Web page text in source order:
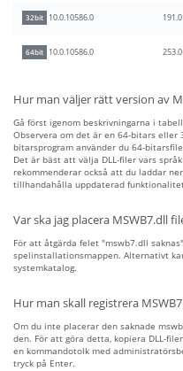
32bit 10.0.10586.0
64bit 10.0.10586.0
Hur man väljer rätt version av
Gå först igenom beskrivningarna i
Observera om det är en 64-bitars eller
bitarsprogram använder du 64-
Det är bäst att välja DLL-filer vars
rekommenderar också att du laddar
tillhandahålla uppdaterad
Var ska jag placera MSWB7.dll
För att åtgärda felet "mswb7.dll
spelinstallationsmappen. Alternativt
systemkatalog.
Hur man skall registrera
Om du inte placerar den saknade
den. För att göra detta, kopiera DLL-
en kommandotolk med
tryck på Enter.